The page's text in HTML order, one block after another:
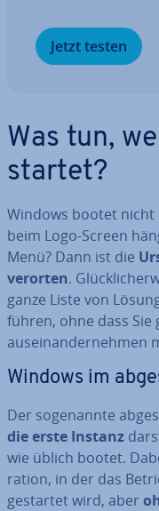
Jetzt testen
Was tun,
startet?
Windows bootet
beim Logo-Screen
Menü? Dann ist die
verorten.
ganze Liste von
führen, ohne dass Sie
aus­ein­an­der­neh­men
Windows im
Der so­ge­nann­te
die erste Instanz
wie üblich bootet.
ra­ti­on, in der das
gestartet wird, aber